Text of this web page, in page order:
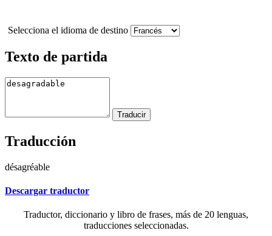
Selecciona el idioma de destino
Texto de partida
Traducción
désagréable
Descargar traductor
Traductor, diccionario y libro de frases, más de 20 lenguas,
traducciones seleccionadas.